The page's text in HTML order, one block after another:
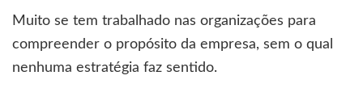
Muito se tem trabalhado nas organizações para
compreender o propósito da empresa, sem o qual
nenhuma estratégia faz sentido.